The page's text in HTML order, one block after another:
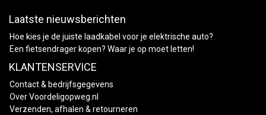
Laatste nieuwsberichten
Hoe kies je de juiste laadkabel voor je elektrische auto?
Een fietsendrager kopen? Waar je op moet letten!
KLANTENSERVICE
Contact & bedrijfsgegevens
Over Voordeligopweg.nl
Verzenden, afhalen & retourneren